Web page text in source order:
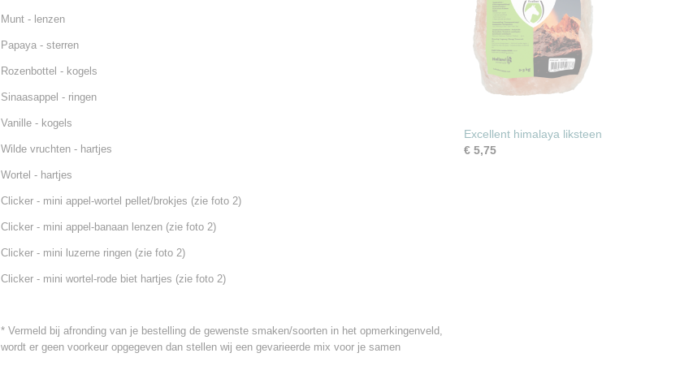
Munt - lenzen
Papaya - sterren
Rozenbottel - kogels
Sinaasappel - ringen
Vanille - kogels
Wilde vruchten - hartjes
Wortel - hartjes
Clicker - mini appel-wortel pellet/brokjes (zie foto 2)
Clicker - mini appel-banaan lenzen (zie foto 2)
Clicker - mini luzerne ringen (zie foto 2)
Clicker - mini wortel-rode biet hartjes (zie foto 2)
* Vermeld bij afronding van je bestelling de gewenste smaken/soorten in het opmerkingenveld,
wordt er geen voorkeur opgegeven dan stellen wij een gevarieerde mix voor je samen
Excellent himalaya liksteen
€ 5,75